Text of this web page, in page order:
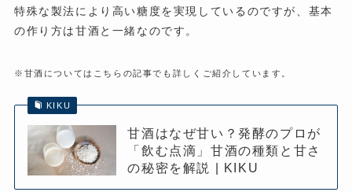
特殊な製法により高い糖度を実現しているのですが、基本
の作り方は甘酒と一緒なのです。
※甘酒についてはこちらの記事でも詳しくご紹介しています。
KIKU
甘酒はなぜ甘い？発酵のプロが
「飲む点滴」甘酒の種類と甘さ
の秘密を解説 | KIKU